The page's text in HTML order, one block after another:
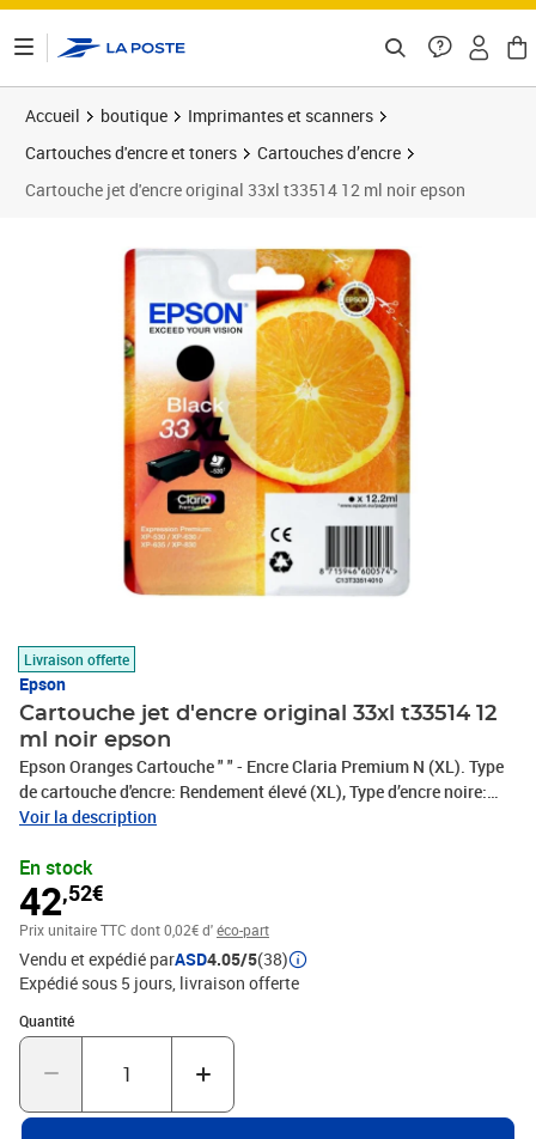
Accueil boutique
Imprimantes et scanners
Cartouches d'encre et toners
Cartouches d’encre
Cartouche jet d'encre original 33xl t33514 12 ml noir epson
Livraison offerte
Epson
Cartouche jet d'encre original 33xl t33514 12
ml noir epson
Epson Oranges Cartouche " " - Encre Claria Premium N (XL). Type
de cartouche d'encre: Rendement élevé (XL), Type d’encre noire:
Encre à pigments, Volume d'encre noire: 12,2 ml, Quantité: 1
Voir la description
En stock
42,52€
Prix unitaire TTC dont 0,02€ d'éco-part
Vendu et expédié parASD4.05/5(38)
Expédié sous 5 jours livraison offerte
Quantité
Quantité : 1